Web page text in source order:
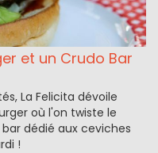
et un Crudo Bar
La Felicita dévoile
où l'on twiste le
dédié aux ceviches
!